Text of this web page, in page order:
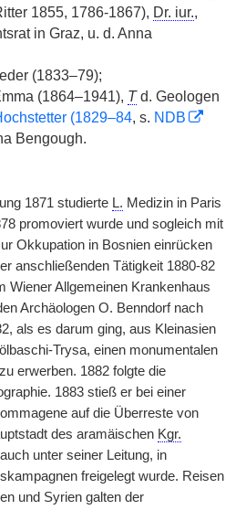
1855, 1786-1867), Dr. iur.,
in Graz, u. d. Anna
(1833–79);
(1864–1941), Td. Geologen
(1829–84, s. NDB
Bengough.
1871 studierte L. Medizin in Paris
promoviert wurde und sogleich mit
Okkupation in Bosnien einrücken
anschließenden Tätigkeit 1880-82
Wiener Allgemeinen Krankenhaus
Archäologen O. Benndorf nach
als es darum ging, aus Kleinasien
Trysa, einen monumentalen
erwerben. 1882 folgte die
1883 stieß er bei einer
auf die Überreste von
des aramäischen Kgr.
unter seiner Leitung, in
freigelegt wurde. Reisen
und Syrien galten der